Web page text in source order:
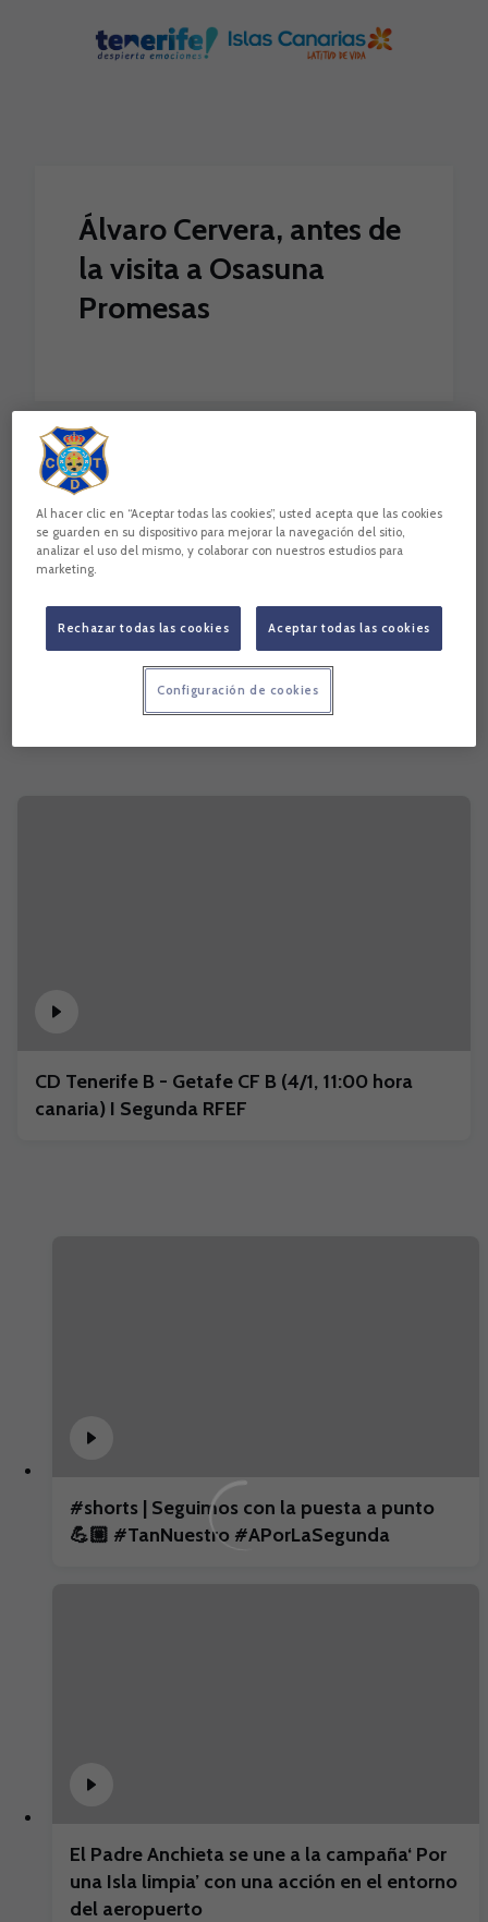
Álvaro Cervera, antes de
la visita a Osasuna
Promesas
CD Tenerife B - Getafe CF B (4/1, 11:00 hora
canaria) I Segunda RFEF
#shorts | Seguimos con la puesta a punto
💪🏼 #TanNuestro #APorLaSegunda
El Padre Anchieta se une a la campaña‘ Por
una Isla limpia’ con una acción en el entorno
del aeropuerto
Al hacer clic en “Aceptar todas las cookies”, usted acepta que las cookies
se guarden en su dispositivo para mejorar la navegación del sitio,
analizar el uso del mismo, y colaborar con nuestros estudios para
marketing.
Rechazar todas las cookies Aceptar todas las cookies
Configuración de cookies